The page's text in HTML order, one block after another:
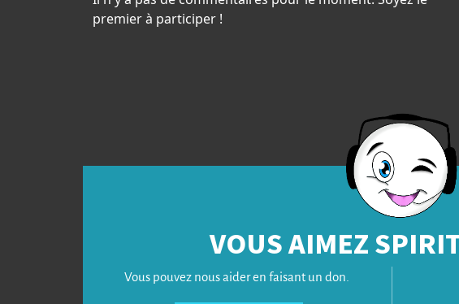
premier à participer !
VOUS AIMEZ
Vous pouvez nous aider en faisant un don.